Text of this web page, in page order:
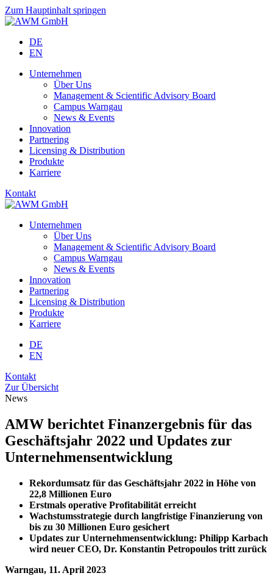
Zum Hauptinhalt springen
DE
EN
Unternehmen
Über Uns
Management & Scientific Advisory Board
Campus Warngau
News & Events
Innovation
Partnering
Licensing & Distribution
Produkte
Karriere
Kontakt
Unternehmen
Über Uns
Management & Scientific Advisory Board
Campus Warngau
News & Events
Innovation
Partnering
Licensing & Distribution
Produkte
Karriere
DE
EN
Kontakt
Zur Übersicht
News
AMW berichtet Finanzergebnis für das
Geschäftsjahr 2022 und Updates zur
Unternehmensentwicklung
Rekordumsatz für das Geschäftsjahr 2022 in Höhe von
22,8 Millionen Euro
Erstmals operative Profitabilität erreicht
Wachstumsstrategie durch langfristige Finanzierung von
bis zu 30 Millionen Euro gesichert
Updates zur Unternehmensentwicklung: Philipp Karbach
wird neuer CEO, Dr. Konstantin Petropoulos tritt zurück
Warngau, 11. April 2023